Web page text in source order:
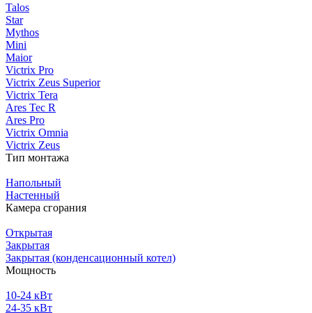
Talos
Star
Mythos
Mini
Maior
Victrix Pro
Victrix Zeus Superior
Victrix Tera
Ares Tec R
Ares Pro
Victrix Omnia
Victrix Zeus
Тип монтажа
Напольный
Настенный
Камера сгорания
Открытая
Закрытая
Закрытая (конденсационный котел)
Мощность
10-24 кВт
24-35 кВт